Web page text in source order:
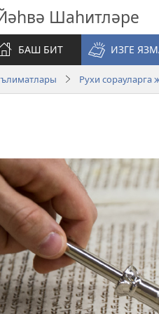
Шаһитләре
БАШ БИТ
ИЗГЕ
Рухи сорауларга